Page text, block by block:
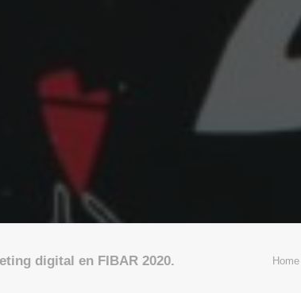
digital en FIBAR 2020. Home